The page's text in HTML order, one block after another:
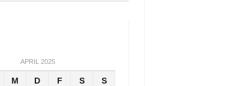
APRIL 2025
M D F S S